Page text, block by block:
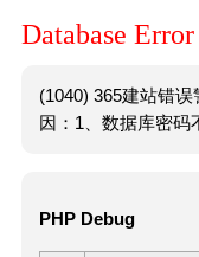
Database Error
(1040) 365建站错
因：1、数据库密码
PHP Debug